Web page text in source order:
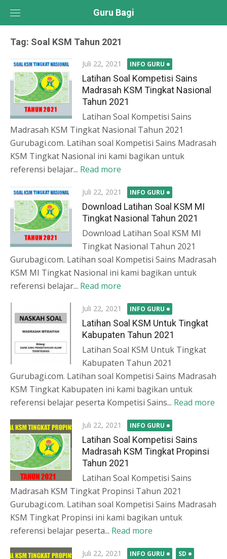
Guru Bagi
Tag: Soal KSM Tahun 2021
Posted
on
Juli 22, 2021 INFO GURU
Latihan Soal Kompetisi Sains
Madrasah KSM Tingkat Nasional
Tahun 2021
Latihan Soal Kompetisi Sains
Madrasah KSM Tingkat Nasional Tahun 2021
Gurubagi.com. Latihan soal Kompetisi Sains Madrasah
KSM Tingkat Nasional ini kami bagikan untuk
referensi belajar... Read more
Posted
on
Juli 22, 2021 INFO GURU
Download Latihan Soal KSM MI
Tingkat Nasional Tahun 2021
Download Latihan Soal KSM MI
Tingkat Nasional Tahun 2021
Gurubagi.com. Latihan soal Kompetisi Sains Madrasah
KSM MI Tingkat Nasional ini kami bagikan untuk
referensi belajar... Read more
Posted
on
Juli 22, 2021 INFO GURU
Latihan Soal KSM Untuk Tingkat
Kabupaten Tahun 2021
Latihan Soal KSM Untuk Tingkat
Kabupaten Tahun 2021
Gurubagi.com. Latihan soal Kompetisi Sains Madrasah
KSM Tingkat Kabupaten ini kami bagikan untuk
referensi belajar peserta Kompetisi Sains... Read more
Posted
on
Juli 22, 2021 INFO GURU
Latihan Soal Kompetisi Sains
Madrasah KSM Tingkat Propinsi
Tahun 2021
Latihan Soal Kompetisi Sains
Madrasah KSM Tingkat Propinsi Tahun 2021
Gurubagi.com. Latihan soal Kompetisi Sains Madrasah
KSM Tingkat Propinsi ini kami bagikan untuk
referensi belajar peserta... Read more
Posted
Juli 22, 2021 INFO GURU SD